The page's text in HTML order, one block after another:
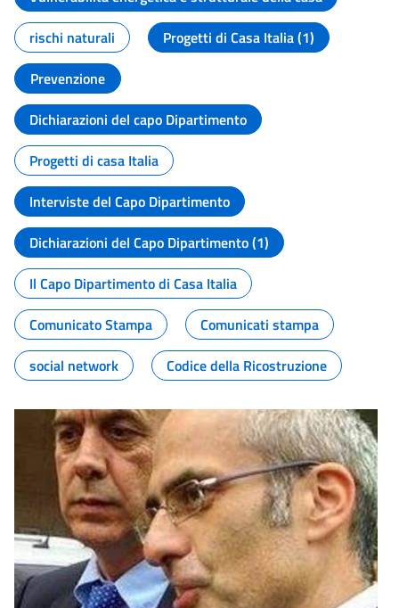
rischi naturali
Progetti di Casa Italia (1)
Prevenzione
Dichiarazioni del capo Dipartimento
Progetti di casa Italia
Interviste del Capo Dipartimento
Dichiarazioni del Capo Dipartimento (1)
Il Capo Dipartimento di Casa Italia
Comunicato Stampa
Comunicati stampa
social network
Codice della Ricostruzione